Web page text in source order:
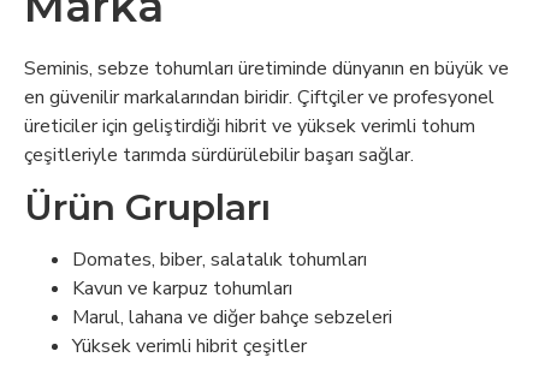
Seminis, sebze tohumları üretiminde dünyanın en büyük ve
en güvenilir markalarından biridir. Çiftçiler ve profesyonel
üreticiler için geliştirdiği hibrit ve yüksek verimli tohum
çeşitleriyle tarımda sürdürülebilir başarı sağlar.
Ürün Grupları
Domates, biber, salatalık tohumları
Kavun ve karpuz tohumları
Marul, lahana ve diğer bahçe sebzeleri
Yüksek verimli hibrit çeşitler